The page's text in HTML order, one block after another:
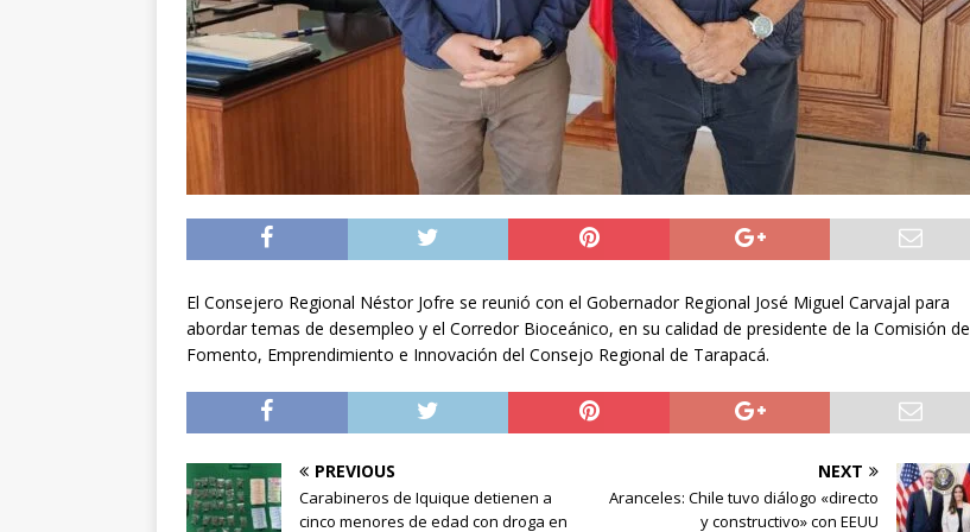
El Consejero Regional Néstor Jofre se reunió con el Gobernador Regional José Miguel Carvajal para
abordar temas de desempleo y el Corredor Bioceánico, en su calidad de presidente de la Comisión de
Fomento, Emprendimiento e Innovación del Consejo Regional de Tarapacá.
PREVIOUS
Carabineros de Iquique detienen a
cinco menores de edad con droga en
NEXT
Aranceles: Chile tuvo diálogo «directo
y constructivo» con EEUU